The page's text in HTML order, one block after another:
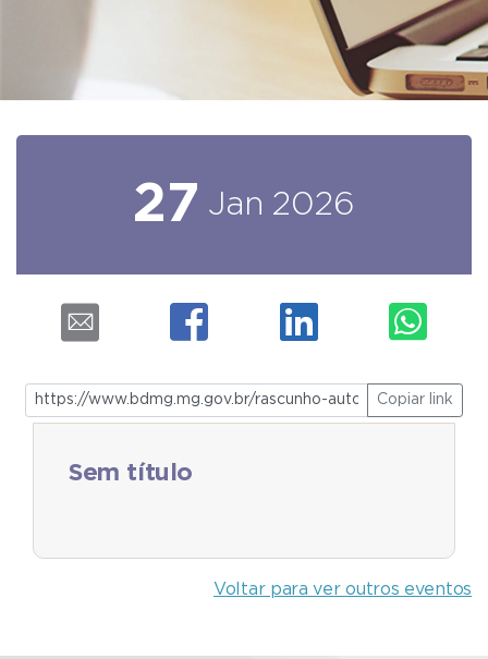
27 Jan 2026
Copiar link
Sem título
Voltar para ver outros eventos